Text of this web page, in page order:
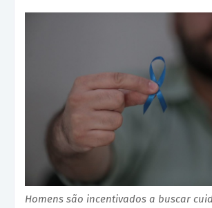
Homens são incentivados a buscar